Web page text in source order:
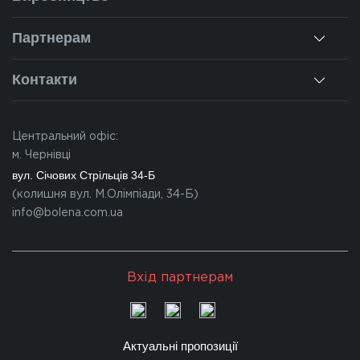
Монтаж
Ремонт вікон
Наша історія
Наші об'єкти
Новини
Партнерам
Для дилерів
Для партнерів
Контакти
Івано-Франківськ
Львів
Закарпаття
Центральний офіс:
м. Чернівці
вул. Січових Стрільців 34-Б
(колишня вул. М.Олімпіади, 34-Б)
info@bolena.com.ua
Вхід партнерам
Актуальні пропозиції